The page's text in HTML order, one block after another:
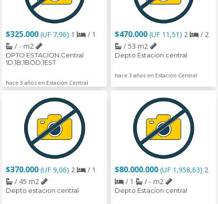
$325.000 (UF 7,96) 1
/ 1
/ - m2
DPTO ESTACION Central
1D,1B,1BOD,1EST
hace 3 años en Estación Central
$470.000 (UF 11,51) 2
/ 2
/ 53 m2
Depto Estacion central
hace 3 años en Estación Central
$370.000 (UF 9,06) 2
/ 1
/ 45 m2
Depto estacion central
$80.000.000 (UF 1,958,63) 2
/ 1
/ - m2
Depto Estacion central